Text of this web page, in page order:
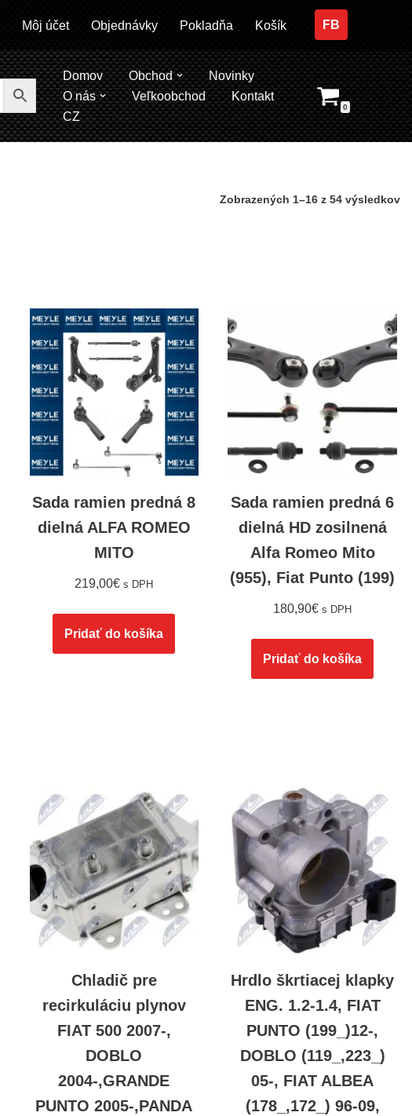
Môj účet Objednávky Pokladňa Košík FB
Domov Obchod
Novinky
O nás
Veľkoobchod
Kontakt
CZ
0
Zobrazených 1–16 z 54 výsledkov
Sada ramien predná 8
dielná ALFA ROMEO
MITO
219,00€ s DPH
Pridať do košíka
Sada ramien predná 6
dielná HD zosilnená
Alfa Romeo Mito
(955), Fiat Punto (199)
180,90€ s DPH
Pridať do košíka
Chladič pre
recirkuláciu plynov
FIAT 500 2007-,
DOBLO
2004-,GRANDE
PUNTO 2005-,PANDA
Hrdlo škrtiacej klapky
ENG. 1.2-1.4, FIAT
PUNTO (199_)12-,
DOBLO (119_,223_)
05-, FIAT ALBEA
(178_,172_) 96-09,